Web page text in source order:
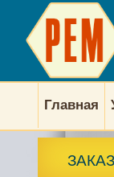
Главная